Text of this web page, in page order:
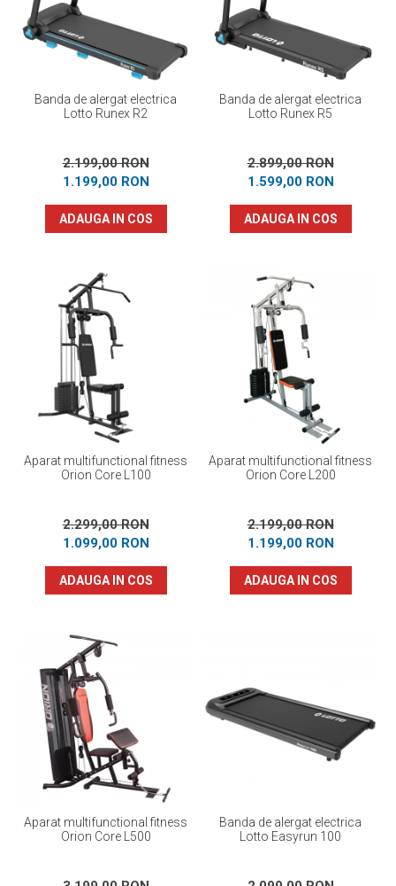
Banda de alergat electrica
Lotto Runex R2
2.199,00 RON
1.199,00 RON
ADAUGA IN COS
Banda de alergat electrica
Lotto Runex R5
2.899,00 RON
1.599,00 RON
ADAUGA IN COS
Aparat multifunctional fitness
Orion Core L100
2.299,00 RON
1.099,00 RON
ADAUGA IN COS
Aparat multifunctional fitness
Orion Core L200
2.199,00 RON
1.199,00 RON
ADAUGA IN COS
Aparat multifunctional fitness
Orion Core L500
Banda de alergat electrica
Lotto Easyrun 100